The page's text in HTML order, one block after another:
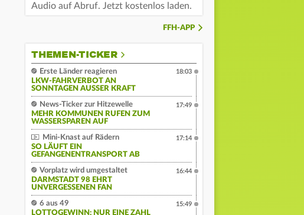
Audio auf Abruf. Jetzt kostenlos laden.
FFH-APP
THEMEN-TICKER
Erste Länder reagieren
LKW-FAHRVERBOT AN
SONNTAGEN AUSSER KRAFT
18:03
News-Ticker zur Hitzewelle
MEHR KOMMUNEN RUFEN ZUM
WASSERSPAREN AUF
17:49
Mini-Knast auf Rädern
SO LÄUFT EIN
GEFANGENENTRANSPORT AB
17:14
Vorplatz wird umgestaltet
DARMSTADT 98 EHRT
UNVERGESSENEN FAN
16:44
6 aus 49
LOTTOGEWINN: NUR EINE ZAHL
15:49